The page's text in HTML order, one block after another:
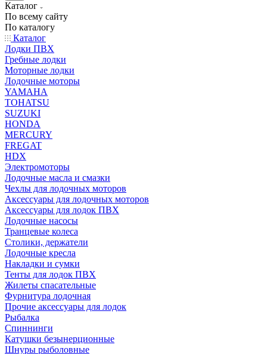
Каталог
По всему сайту
По каталогу
Каталог
Лодки ПВХ
Гребные лодки
Моторные лодки
Лодочные моторы
YAMAHA
TOHATSU
SUZUKI
HONDA
MERCURY
FREGAT
HDX
Электромоторы
Лодочные масла и смазки
Чехлы для лодочных моторов
Аксессуары для лодочных моторов
Аксессуары для лодок ПВХ
Лодочные насосы
Транцевые колеса
Столики, держатели
Лодочные кресла
Накладки и сумки
Тенты для лодок ПВХ
Жилеты спасательные
Фурнитура лодочная
Прочие аксессуары для лодок
Рыбалка
Спиннинги
Катушки безынерционные
Шнуры рыболовные